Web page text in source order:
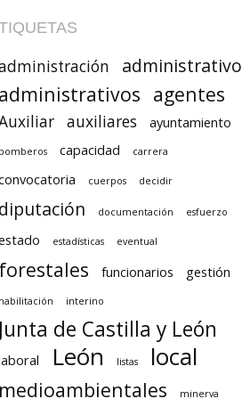
administrativo
agentes
auxiliares ayuntamiento
capacidad carrera
cuerpos decidir
documentación esfuerzo
estadísticas eventual
funcionarios gestión
interino
de Castilla y León
León listas local
minerva